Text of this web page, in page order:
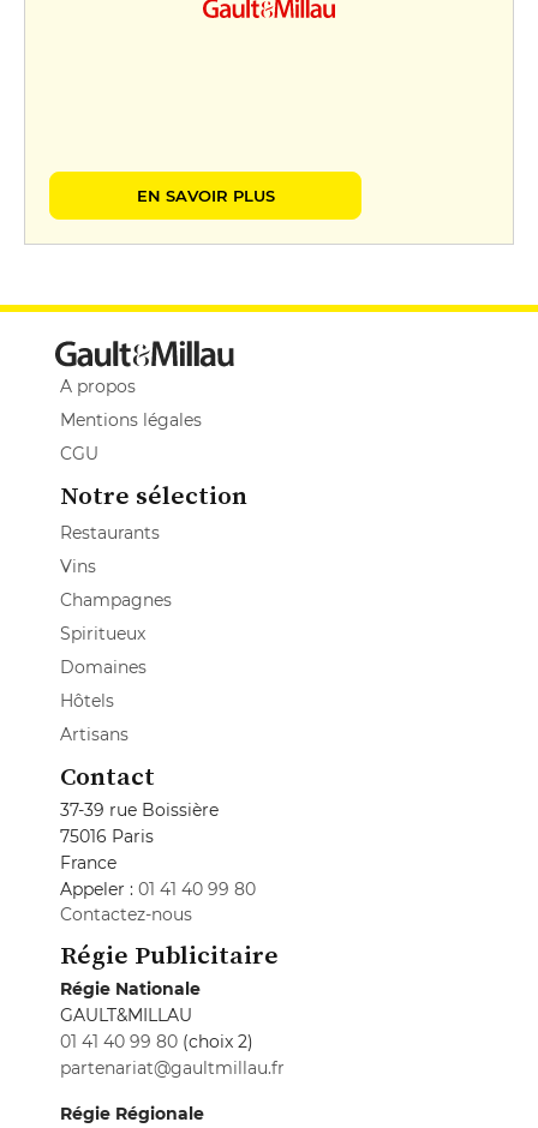
EN SAVOIR PLUS
A propos
Mentions légales
CGU
Notre sélection
Restaurants
Vins
Champagnes
Spiritueux
Domaines
Hôtels
Artisans
Contact
37-39 rue Boissière
75016 Paris
France
Appeler : 01 41 40 99 80
Contactez-nous
Régie Publicitaire
Régie Nationale
GAULT&MILLAU
01 41 40 99 80 (choix 2)
partenariat@gaultmillau.fr
Régie Régionale